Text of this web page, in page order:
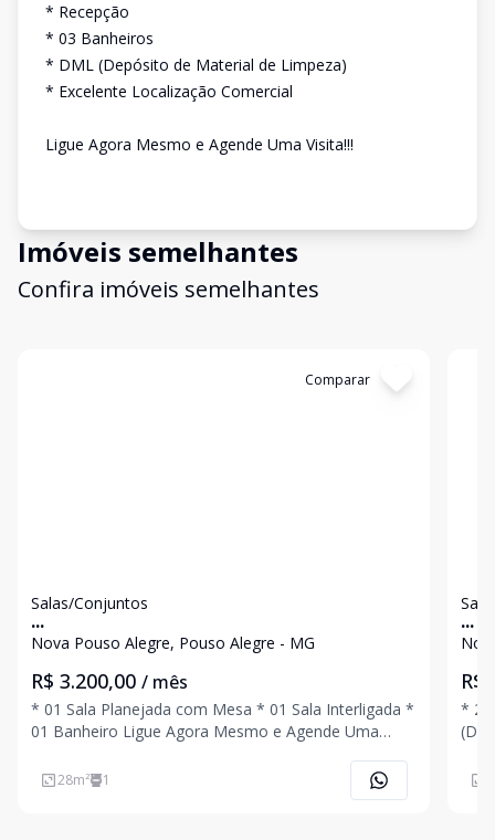
* Recepção
* 03 Banheiros
* DML (Depósito de Material de Limpeza)
* Excelente Localização Comercial
Ligue Agora Mesmo e Agende Uma Visita!!!
Imóveis semelhantes
Confira imóveis semelhantes
Comparar
Salas/Conjuntos
...
Nova Pouso Alegre, Pouso Alegre - MG
R$ 3.200,00 / mês
* 01 Sala Planejada com Mesa * 01 Sala Interligada *
01 Banheiro Ligue Agora Mesmo e Agende Uma
28m² 1
...
R$
* 2º
e